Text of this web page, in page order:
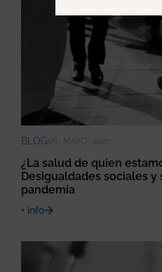
BLOG06 · MAYO · 2020
¿La salud de quien
Desigualdades sociales
pandemia
+ info